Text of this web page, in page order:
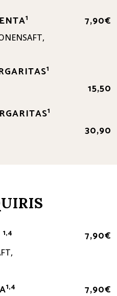
1
7,90€
1
15,50
1
30,90
1,4
7,90€
1,4
7,90€